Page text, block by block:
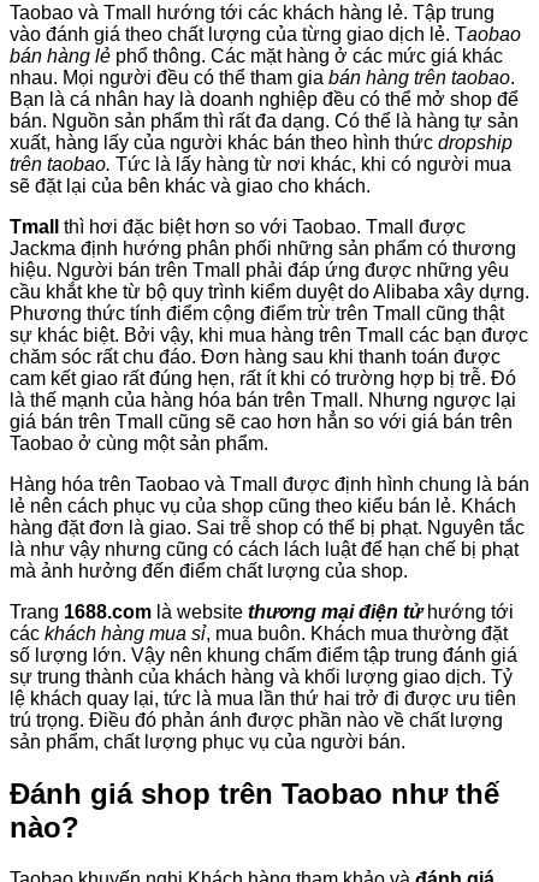
Taobao và Tmall hướng tới các khách hàng lẻ. Tập trung
vào đánh giá theo chất lượng của từng giao dịch lẻ. Taobao
bán hàng lẻ phổ thông. Các mặt hàng ở các mức giá khác
nhau. Mọi người đều có thể tham gia bán hàng trên taobao.
Bạn là cá nhân hay là doanh nghiệp đều có thể mở shop để
bán. Nguồn sản phẩm thì rất đa dạng. Có thể là hàng tự sản
xuất, hàng lấy của người khác bán theo hình thức dropship
trên taobao. Tức là lấy hàng từ nơi khác, khi có người mua
sẽ đặt lại của bên khác và giao cho khách.
Tmall
thì hơi đặc biệt hơn so với Taobao. Tmall được
Jackma định hướng phân phối những sản phẩm có thương
hiệu. Người bán trên Tmall phải đáp ứng được những yêu
cầu khắt khe từ bộ quy trình kiểm duyệt do Alibaba xây dựng.
Phương thức tính điểm cộng điểm trừ trên Tmall cũng thật
sự khác biệt. Bởi vậy, khi mua hàng trên Tmall các bạn được
chăm sóc rất chu đáo. Đơn hàng sau khi thanh toán được
cam kết giao rất đúng hẹn, rất ít khi có trường hợp bị trễ. Đó
là thế mạnh của hàng hóa bán trên Tmall. Nhưng ngược lại
giá bán trên Tmall cũng sẽ cao hơn hẳn so với giá bán trên
Taobao ở cùng một sản phẩm.
Hàng hóa trên Taobao và Tmall được định hình chung là bán
lẻ nên cách phục vụ của shop cũng theo kiểu bán lẻ. Khách
hàng đặt đơn là giao. Sai trễ shop có thể bị phạt. Nguyên tắc
là như vậy nhưng cũng có cách lách luật để hạn chế bị phạt
mà ảnh hưởng đến điểm chất lượng của shop.
Trang 1688.com là website thương mại điện tửhướng tới
các khách hàng mua sỉ, mua buôn. Khách mua thường đặt
số lượng lớn. Vậy nên khung chấm điểm tập trung đánh giá
sự trung thành của khách hàng và khối lượng giao dịch. Tỷ
lệ khách quay lại, tức là mua lần thứ hai trở đi được ưu tiên
trú trọng. Điều đó phản ánh được phần nào về chất lượng
sản phẩm, chất lượng phục vụ của người bán.
Đánh giá shop trên Taobao như thế
nào?